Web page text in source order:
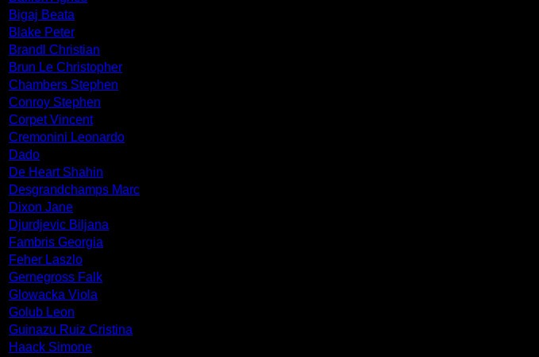
Bigaj Beata
Blake Peter
Brandl Christian
Brun Le Christopher
Chambers Stephen
Conroy Stephen
Corpet Vincent
Cremonini Leonardo
Dado
De Heart Shahin
Desgrandchamps Marc
Dixon Jane
Djurdjevic Biljana
Fambris Georgia
Feher Laszlo
Gernegross Falk
Glowacka Viola
Golub Leon
Guinazu Ruiz Cristina
Haack Simone